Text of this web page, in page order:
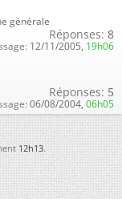
générale
Réponses: 8
12/11/2005, 19h06
Réponses: 5
06/08/2004, 06h05
12h13.